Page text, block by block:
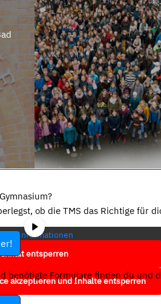
klicken Sie auf die Schaltfläche
Daten an Drittanbieter weitergegeben
werden.
Informationen
Inhalt entsperren
akzeptieren und Inhalte entsperren
ob die TMS das Richtige für
benötigte Formulare finden du und